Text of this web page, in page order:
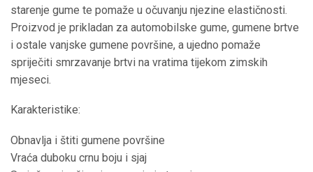
starenje gume te pomaže u očuvanju njezine elastičnosti.
Proizvod je prikladan za automobilske gume, gumene brtve
i ostale vanjske gumene površine, a ujedno pomaže
spriječiti smrzavanje brtvi na vratima tijekom zimskih
mjeseci.
Karakteristike:
Obnavlja i štiti gumene površine
Vraća duboku crnu boju i sjaj